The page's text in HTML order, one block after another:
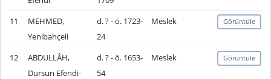
11
MEHMED,
Yenibahçeli
d. ? - ö. 1723-
24
Meslek Görüntüle
12
ABDULLÂH,
Dursun Efendi-
d. ? - ö. 1653-
54
Meslek Görüntüle